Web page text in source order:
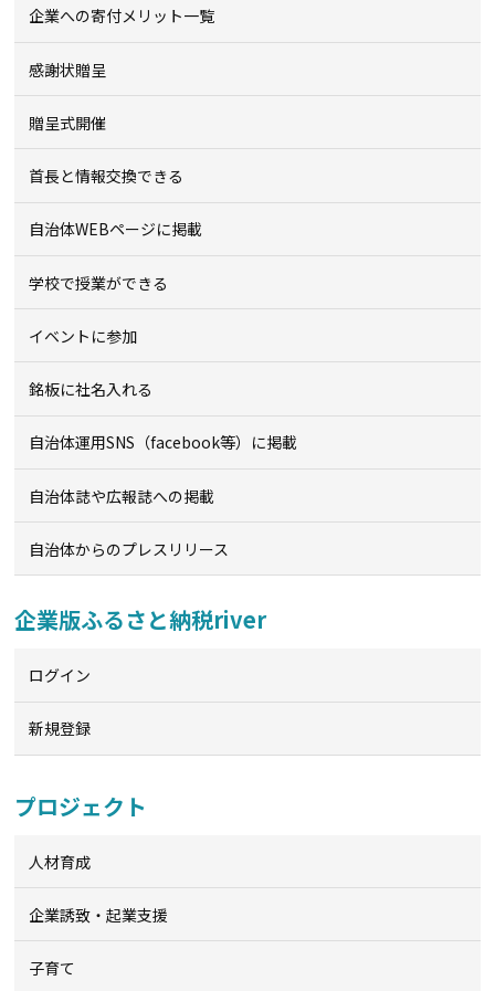
企業への寄付メリット一覧
感謝状贈呈
贈呈式開催
首長と情報交換できる
自治体WEBページに掲載
学校で授業ができる
イベントに参加
銘板に社名入れる
自治体運用SNS（facebook等）に掲載
自治体誌や広報誌への掲載
自治体からのプレスリリース
企業版ふるさと納税river
ログイン
新規登録
プロジェクト
人材育成
企業誘致・起業支援
子育て